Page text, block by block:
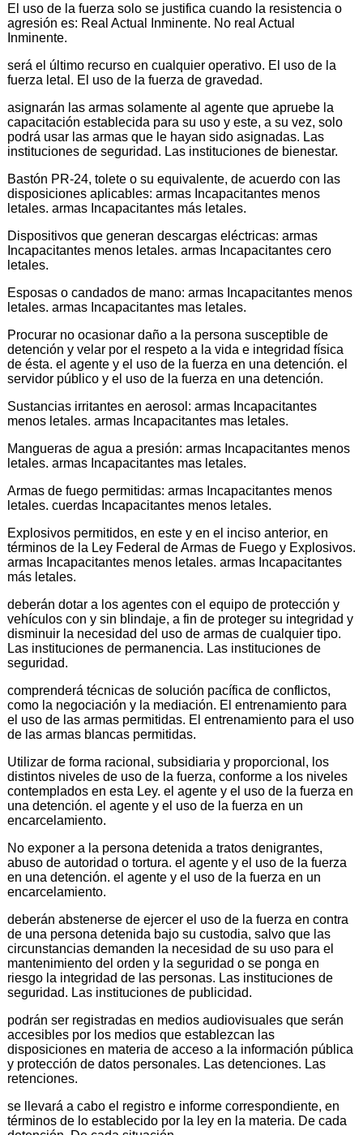
El uso de la fuerza solo se justifica cuando la resistencia o
agresión es: Real Actual Inminente. No real Actual
Inminente.
será el último recurso en cualquier operativo. El uso de la
fuerza letal. El uso de la fuerza de gravedad.
asignarán las armas solamente al agente que apruebe la
capacitación establecida para su uso y este, a su vez, solo
podrá usar las armas que le hayan sido asignadas. Las
instituciones de seguridad. Las instituciones de bienestar.
Bastón PR-24, tolete o su equivalente, de acuerdo con las
disposiciones aplicables: armas Incapacitantes menos
letales. armas Incapacitantes más letales.
Dispositivos que generan descargas eléctricas: armas
Incapacitantes menos letales. armas Incapacitantes cero
letales.
Esposas o candados de mano: armas Incapacitantes menos
letales. armas Incapacitantes mas letales.
Procurar no ocasionar daño a la persona susceptible de
detención y velar por el respeto a la vida e integridad física
de ésta. el agente y el uso de la fuerza en una detención. el
servidor público y el uso de la fuerza en una detención.
Sustancias irritantes en aerosol: armas Incapacitantes
menos letales. armas Incapacitantes mas letales.
Mangueras de agua a presión: armas Incapacitantes menos
letales. armas Incapacitantes mas letales.
Armas de fuego permitidas: armas Incapacitantes menos
letales. cuerdas Incapacitantes menos letales.
Explosivos permitidos, en este y en el inciso anterior, en
términos de la Ley Federal de Armas de Fuego y Explosivos.
armas Incapacitantes menos letales. armas Incapacitantes
más letales.
deberán dotar a los agentes con el equipo de protección y
vehículos con y sin blindaje, a fin de proteger su integridad y
disminuir la necesidad del uso de armas de cualquier tipo.
Las instituciones de permanencia. Las instituciones de
seguridad.
comprenderá técnicas de solución pacífica de conflictos,
como la negociación y la mediación. El entrenamiento para
el uso de las armas permitidas. El entrenamiento para el uso
de las armas blancas permitidas.
Utilizar de forma racional, subsidiaria y proporcional, los
distintos niveles de uso de la fuerza, conforme a los niveles
contemplados en esta Ley. el agente y el uso de la fuerza en
una detención. el agente y el uso de la fuerza en un
encarcelamiento.
No exponer a la persona detenida a tratos denigrantes,
abuso de autoridad o tortura. el agente y el uso de la fuerza
en una detención. el agente y el uso de la fuerza en un
encarcelamiento.
deberán abstenerse de ejercer el uso de la fuerza en contra
de una persona detenida bajo su custodia, salvo que las
circunstancias demanden la necesidad de su uso para el
mantenimiento del orden y la seguridad o se ponga en
riesgo la integridad de las personas. Las instituciones de
seguridad. Las instituciones de publicidad.
podrán ser registradas en medios audiovisuales que serán
accesibles por los medios que establezcan las
disposiciones en materia de acceso a la información pública
y protección de datos personales. Las detenciones. Las
retenciones.
se llevará a cabo el registro e informe correspondiente, en
términos de lo establecido por la ley en la materia. De cada